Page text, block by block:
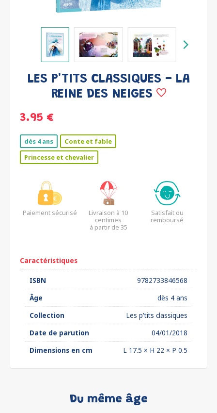
LES P'TITS CLASSIQUES - LA
REINE DES NEIGES
3.95 €
dès 4 ans
Conte et fable
Princesse et chevalier
Paiement sécurisé
Livraison à 10
centimes
à partir de 35
Satisfait ou
remboursé
Caractéristiques
ISBN
9782733846568
Âge
dès 4 ans
Collection
Les p'tits classiques
Date de parution
04/01/2018
Dimensions en cm
L 17.5 × H 22 × P 0.5
Du même âge